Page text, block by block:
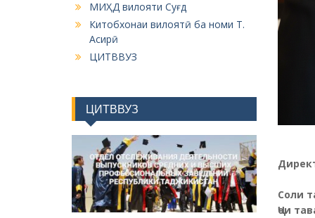
Соли
Ҷои
МИҲД вилояти Суғд
Китобхонаи вилоятӣ ба номи Т.
Асирӣ
ЦИТВВУЗ
ЦИТВВУЗ